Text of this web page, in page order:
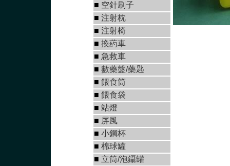
■ 空針刷子
■ 注射枕
■ 注射椅
■ 換葯車
■ 急救車
■ 數藥盤/藥匙
■ 餵食筒
■ 餵食袋
■ 站燈
■ 屏風
■ 小鋼杯
■ 棉球罐
■ 立筒/泡鑷罐